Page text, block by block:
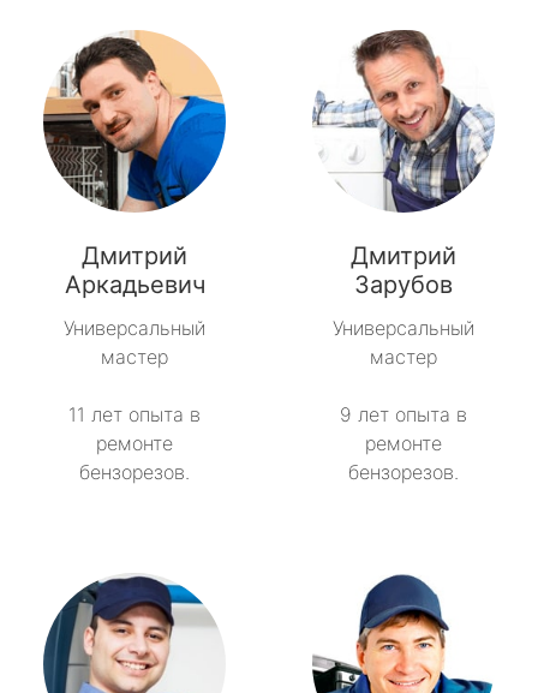
Дмитрий
Аркадьевич
Универсальный
мастер
11 лет опыта в
ремонте
бензорезов.
Дмитрий
Зарубов
Универсальный
мастер
9 лет опыта в
ремонте
бензорезов.